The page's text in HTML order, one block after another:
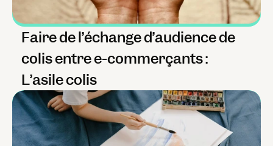
Faire de l’échange d’audience de
colis entre e-commerçants :
L’asile colis